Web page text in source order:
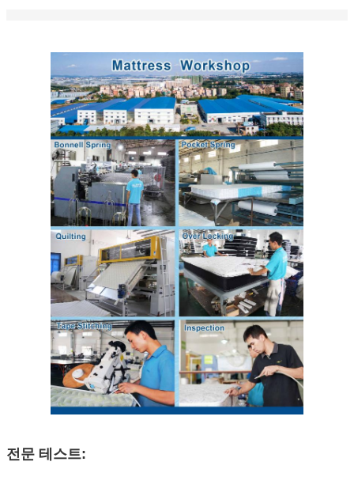
전문 테스트: